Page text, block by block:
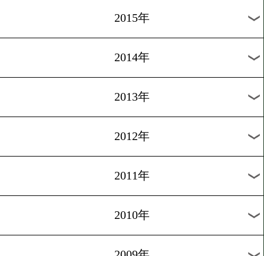
2021年
2020年